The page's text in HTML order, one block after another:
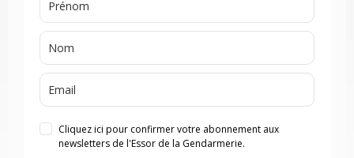
Cliquez ici pour confirmer votre abonnement aux
newsletters de l'Essor de la Gendarmerie.